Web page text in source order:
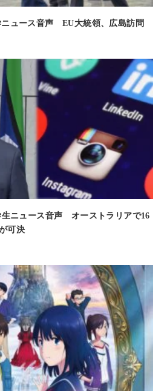
ュース音声 EU大統領、広島訪問
ニュース音声 オーストラリアで16
可決